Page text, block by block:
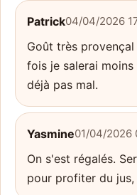
Patrick04/04/2026
Goût très
fois je salerai
déjà pas mal.
Yasmine01/04/2026
On s'est régalés.
pour profiter du jus,